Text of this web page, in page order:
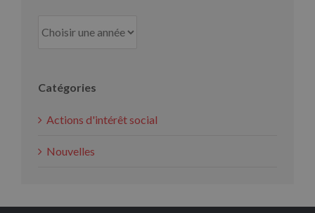
Catégories
Actions d'intérêt social
Nouvelles